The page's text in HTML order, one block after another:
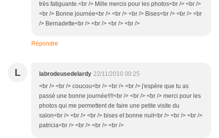
très fatiguante.<br /> Mille mercis pour les photos<br /> <br />
<br /> Bonne journée<br /> <br /> <br /> Bises<br /> <br /> <br
/> Bernadette<br /> <br /> <br /> <br />
Répondre
L labrodeusedelardy 22/11/2010 00:25
<br /> <br /> coucou<br /> <br /> <br /> j'espère que tu as
passé une bonne journée!!!!<br /> <br /> <br /> merci pour les
photos qui me permettent de faire une petite visite du
salon<br /> <br /> <br /> bises et bonne nuit<br /> <br /> <br />
patricia<br /> <br /> <br /> <br />